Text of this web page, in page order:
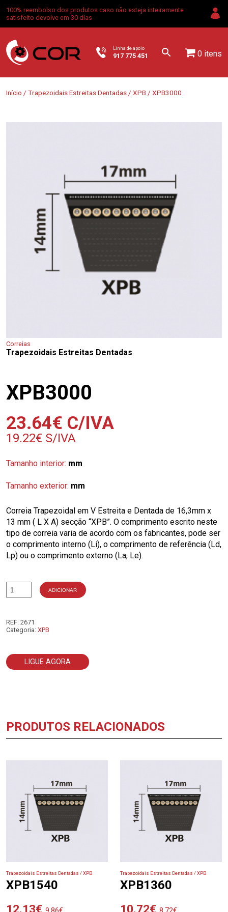
100% reembolso dos produtos caso não esteja inteiramente
satisfeito devolve em 30 dias
Linha de apoio
917 775 451 0 itens
Início / Trapezoidais Estreitas Dentadas / XPB / XPB3000
Correias
Trapezoidais Estreitas Dentadas
XPB3000
23.64€ C/IVA
19.22€ S/IVA
Tamanho interior: mm
Tamanho exterior: mm
Correia Trapezoidal em V Estreita e Dentada de 16,3mm x
13 mm ( L X A) secção “XPB”. O comprimento escrito neste
tipo de correia varia de acordo com os fabricantes, pode ser
o comprimento interno (Li), o comprimento de referência (Ld,
Lp) ou o comprimento externo (La, Le).
Quantidade
ADICIONAR
REF: 2671
Categoria: XPB
LIGUE AGORA
PRODUTOS RELACIONADOS
Trapezoidais Estreitas Dentadas / XPB
XPB1540
12.13€
Trapezoidais Estreitas Dentadas / XPB
XPB1360
10.72€